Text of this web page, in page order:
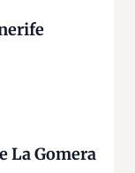
La Gomera